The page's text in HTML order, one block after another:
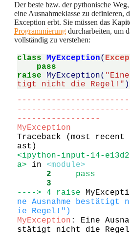
Der beste bzw. der pythonische
eine Ausnahmeklasse zu definieren,
Exception erbt. Sie müssen das
Programmierung durcharbeiten, um
vollständig zu verstehen:
class MyException(
pass
raise
MyException(
tigt nicht die Regel!" )
-----------------
MyException
Traceback (most
<ipython-input-14-
a> in <module>
      2
pass
      3
----> 4
raise
ne Ausnahme bestätigt
ie Regel!" )
MyException : Eine
stätigt nicht die